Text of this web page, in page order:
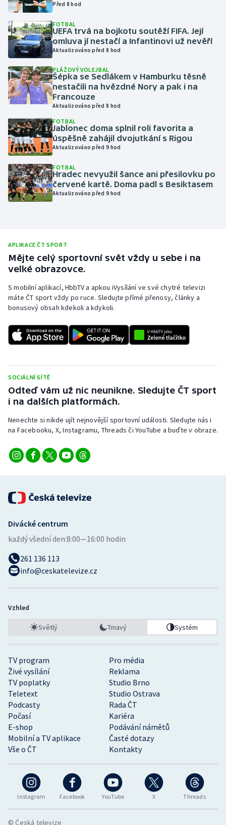
Judo
Krasobruslení
Lyže a snowboard
Motorsport
Parasport
Ragby
Rychlobruslení
Rychlostní kanoistika
Short track
Stolní tenis
Triatlon
Veslování
Vodní slalom
Volejbal
Ostatní
Před 8 hod
FOTBAL
UEFA trvá na bojkotu soutěží FIFA. Její
omluva jí nestačí a Infantinovi už nevěří
Aktualizováno před 8 hod
PLÁŽOVÝ VOLEJBAL
Šépka se Sedlákem v Hamburku těsně
nestačili na hvězdné Nory a pak i na
Francouze
Aktualizováno před 8 hod
FOTBAL
Jablonec doma splnil roli favorita a
úspěšně zahájil dvojutkání s Rigou
Aktualizováno před 9 hod
FOTBAL
Hradec nevyužil šance ani přesilovku po
červené kartě. Doma padl s Besiktasem
Aktualizováno před 9 hod
APLIKACE ČT SPORT
Mějte celý sportovní svět vždy u sebe i na
velké obrazovce.
S mobilní aplikací, HbbTV a apkou iVysílání ve své chytré televizi
máte ČT sport vždy po ruce. Sledujte přímé přenosy, články a
bonusový obsah kdekoli a kdykoli.
SOCIÁLNÍ SÍTĚ
Odteď vám už nic neunikne. Sledujte ČT sport
i na dalších platformách.
Nenechte si nikde ujít nejnovější sportovní události. Sledujte nás i
na Facebooku, X, Instagramu, Threads či YouTube a buďte v obraze.
Instagram Facebook YouTube X Threads
TV program
Pro média
Živé vysílání
Reklama
TV poplatky
Studio Brno
Teletext
Studio Ostrava
Podcasty
Rada ČT
Počasí
Kariéra
E-shop
Podávání námětů
Mobilní a TV aplikace
Časté dotazy
Vše o ČT
Kontakty
Divácké centrum
každý všední den:8:00—16:00 hodin
261 136 113
info@ceskatelevize.cz
Vzhled
Světlý Tmavý Systém
© Česká televize